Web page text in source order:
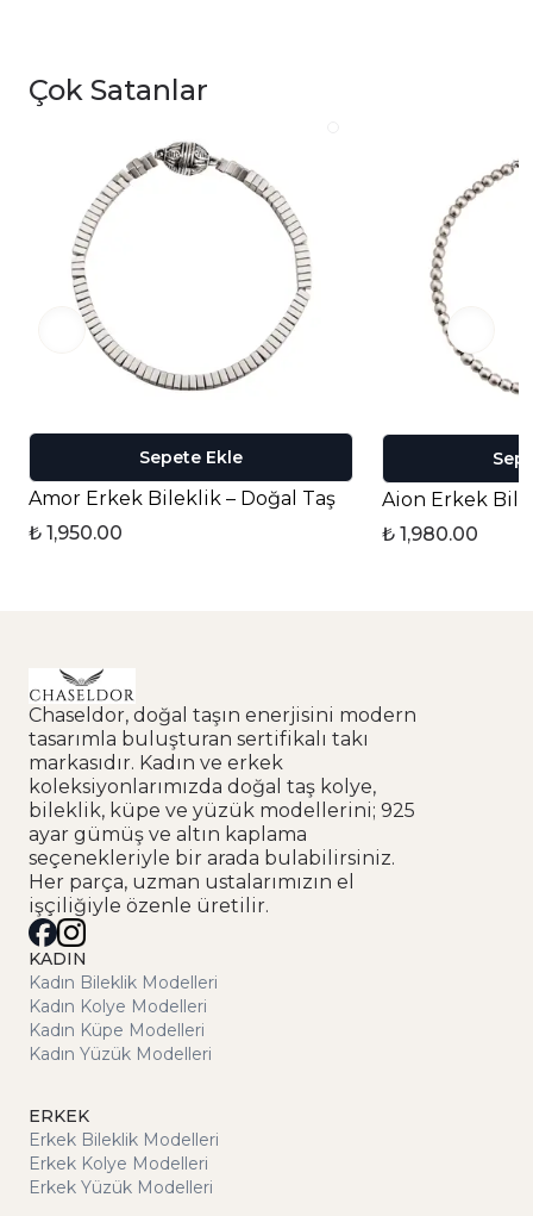
Çok Satanlar
Sepete Ekle
Amor Erkek Bileklik – Doğal Taş
₺ 1,950.00
Aion Erkek
₺ 1,980.00
Chaseldor, doğal taşın enerjisini modern
tasarımla buluşturan sertifikalı takı
markasıdır. Kadın ve erkek
koleksiyonlarımızda doğal taş kolye,
bileklik, küpe ve yüzük modellerini; 925
ayar gümüş ve altın kaplama
seçenekleriyle bir arada bulabilirsiniz.
Her parça, uzman ustalarımızın el
işçiliğiyle özenle üretilir.
KADIN
Kadın Bileklik Modelleri
Kadın Kolye Modelleri
Kadın Küpe Modelleri
Kadın Yüzük Modelleri
ERKEK
Erkek Bileklik Modelleri
Erkek Kolye Modelleri
Erkek Yüzük Modelleri